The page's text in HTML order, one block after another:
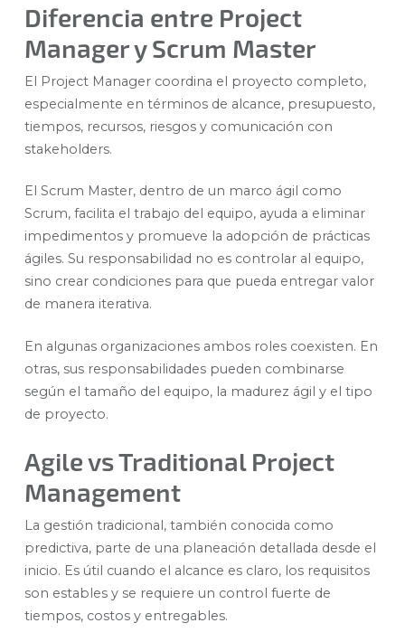
Diferencia entre Project
Manager y Scrum Master
El Project Manager coordina el proyecto completo,
especialmente en términos de alcance, presupuesto,
tiempos, recursos, riesgos y comunicación con
stakeholders.
El Scrum Master, dentro de un marco ágil como
Scrum, facilita el trabajo del equipo, ayuda a eliminar
impedimentos y promueve la adopción de prácticas
ágiles. Su responsabilidad no es controlar al equipo,
sino crear condiciones para que pueda entregar valor
de manera iterativa.
En algunas organizaciones ambos roles coexisten. En
otras, sus responsabilidades pueden combinarse
según el tamaño del equipo, la madurez ágil y el tipo
de proyecto.
Agile vs Traditional Project
Management
La gestión tradicional, también conocida como
predictiva, parte de una planeación detallada desde el
inicio. Es útil cuando el alcance es claro, los requisitos
son estables y se requiere un control fuerte de
tiempos, costos y entregables.